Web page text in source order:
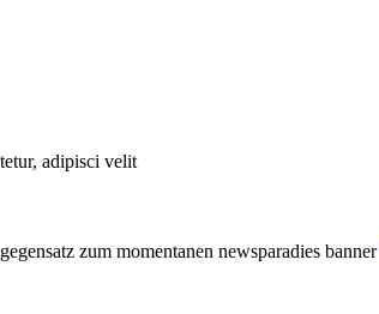
adipisci velit
zum momentanen newsparadies banner